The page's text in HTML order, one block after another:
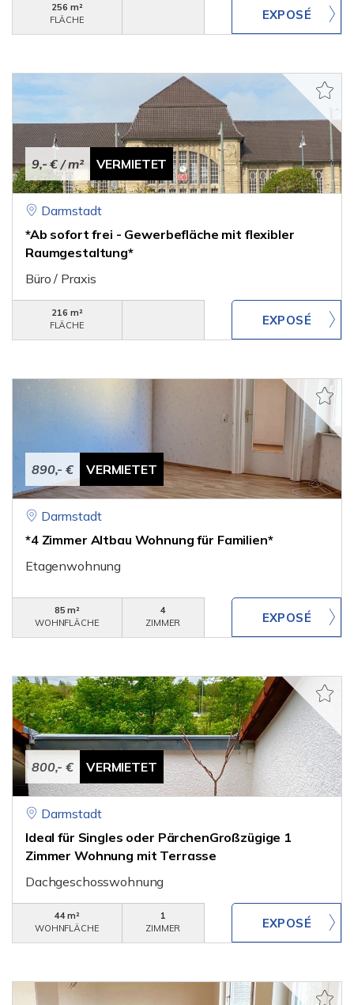
256 m²
FLÄCHE
9,- €/ m² VERMIETET
Darmstadt
*Ab sofort frei - Gewerbefläche mit flexibler
Raumgestaltung*
Büro / Praxis
216 m²
FLÄCHE
890,- € VERMIETET
Darmstadt
*4 Zimmer Altbau Wohnung für Familien*
Etagenwohnung
85 m²
WOHNFLÄCHE
4
ZIMMER
800,- € VERMIETET
Darmstadt
Ideal für Singles oder PärchenGroßzügige 1
Zimmer Wohnung mit Terrasse
Dachgeschosswohnung
44 m²
WOHNFLÄCHE
1
ZIMMER